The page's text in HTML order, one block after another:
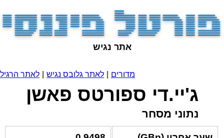
אתר נגיש
לאתר הרגיל לאתר גלובס נגיש מדורים
ג'יי.די ספורטס פאשן
נתוני מסחר